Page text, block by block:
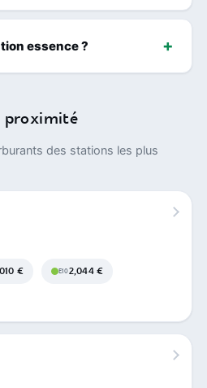
essence ?
proximité
des stations les plus
€ E102,044 €